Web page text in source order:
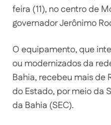
feira (11), no centro de
governador Jerônimo
O equipamento, que
ou modernizados da
Bahia, recebeu mais de
do Estado, por meio da
da Bahia (SEC).